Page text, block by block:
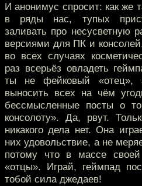
И анонимус спросит: как же
в ряды нас, тупых
заливать про несусветную
версиями для ПК и
во всех случаях
раз всерьёз овладеть
ты не фейковый «отец»,
выносить всех на чём
бессмысленные посты о
консолоту». Да, рвут.
никакого дела нет. Она
них удовольствие, а не
потому что в массе
«отцы». Играй, геймпад
тобой сила джедаев!